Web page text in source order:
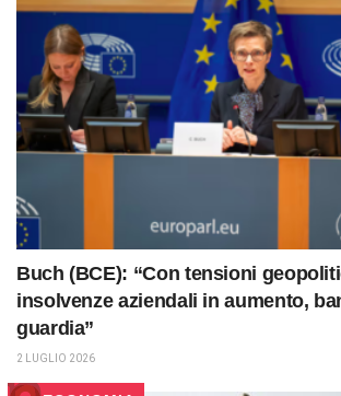
Buch (BCE): “Con tensioni
insolvenze aziendali in aumento,
guardia”
2 LUGLIO 2026